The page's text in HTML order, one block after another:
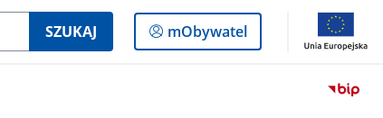
SZUKAJ
Logowanie
do
mObywatel